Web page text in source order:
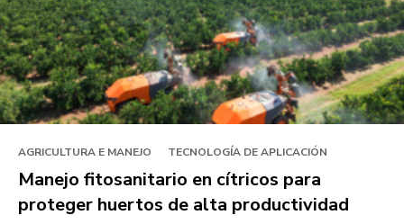
AGRICULTURA E MANEJO TECNOLOGÍA DE APLICACIÓN
Manejo fitosanitario en cítricos para
proteger huertos de alta productividad